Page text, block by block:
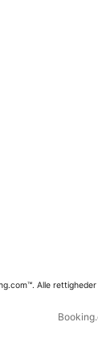
Alle rettigheder